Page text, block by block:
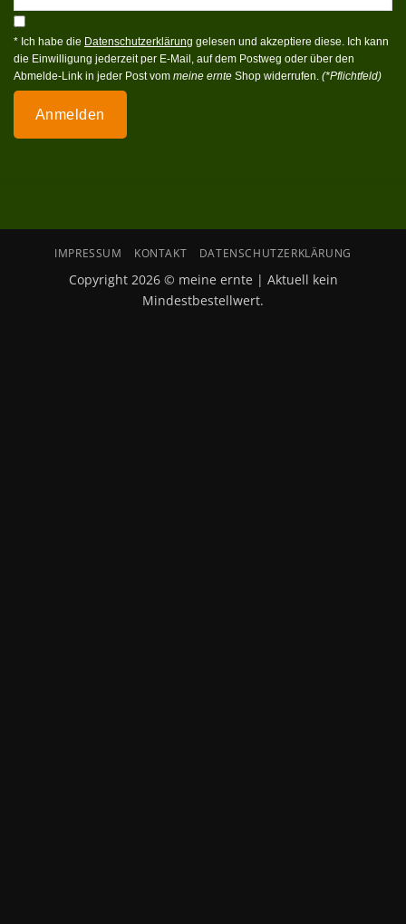
* Ich habe die Datenschutzerklärung gelesen und akzeptiere diese. Ich kann
die Einwilligung jederzeit per E-Mail, auf dem Postweg oder über den
Abmelde-Link in jeder Post vom meine ernte Shop widerrufen. (*Pflichtfeld)
Anmelden
IMPRESSUM KONTAKT DATENSCHUTZERKLÄRUNG
Copyright 2026 © meine ernte | Aktuell kein
Mindestbestellwert.